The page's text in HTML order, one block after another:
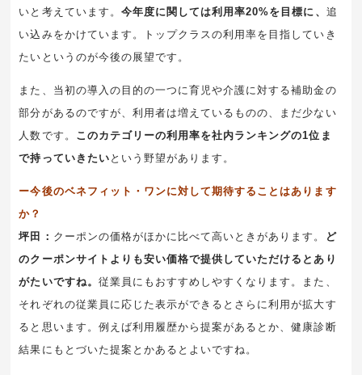
いと考えています。 今年度に関しては利用率20%を目標に、 追
い込みをかけています。トップクラスの利用率を目指していき
たいというのが今後の展望です。
また、当初の導入の目的の一つに育児や介護に対する補助金の
部分があるのですが、利用者は増えているものの、まだ少ない
人数です。 このカテゴリーの利用率を社内ランキングの1位ま
で持っていきたい という野望があります。
ー今後のベネフィット・ワンに対して期待することはあります
か？
坪田： クーポンの価格がほかに比べて高いときがあります。
ど
のクーポンサイトよりも安い価格で提供していただけるとあり
がたいですね。 従業員にもおすすめしやすくなります。また、
それぞれの従業員に応じた表示ができるとさらに利用が拡大す
ると思います。例えば利用履歴から提案があるとか、健康診断
結果にもとづいた提案とかあるとよいですね。